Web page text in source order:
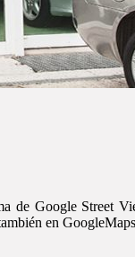
Google Street
en